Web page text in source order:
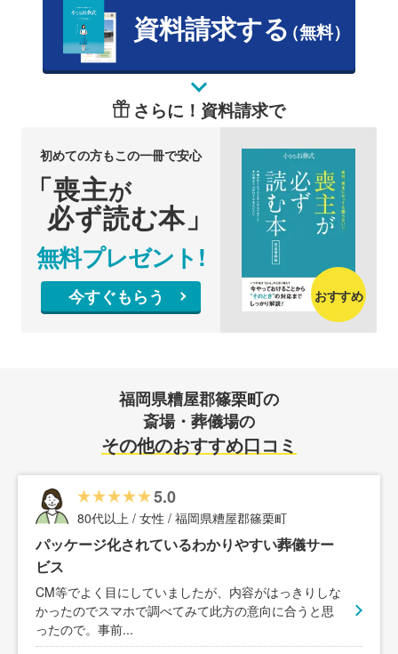
資料請求する（無料）
さらに！資料請求で
初めての方もこの一冊で安心
「喪主が
必ず読む本」
無料プレゼント!
今すぐもらう おすすめ
福岡県糟屋郡篠栗町の
斎場・葬儀場の
その他のおすすめ口コミ
5.0
80代以上 / 女性 / 福岡県糟屋郡篠栗町
パッケージ化されているわかりやすい葬儀サー
ビス
CM等でよく目にしていましたが、内容がはっきりしな
かったのでスマホで調べてみて此方の意向に合うと思
ったので。事前...